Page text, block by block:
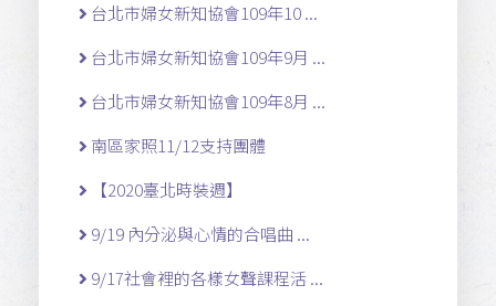
台北市婦女新知協會109年10 ...
台北市婦女新知協會109年9月 ...
台北市婦女新知協會109年8月 ...
南區家照11/12支持團體
【2020臺北時裝週】
9/19 內分泌與心情的合唱曲 ...
9/17社會裡的各樣女聲課程活 ...